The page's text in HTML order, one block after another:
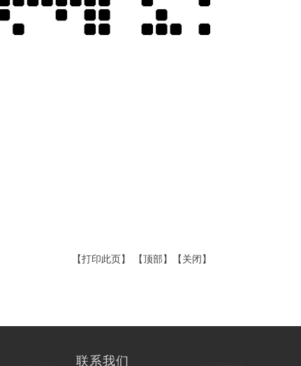
【打印此页 】 【顶部 】【 关闭 】
联系我们